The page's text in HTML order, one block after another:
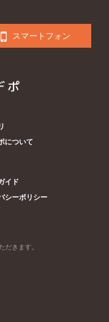
スマートフォン
について
イド
シーポリシー
だきます。